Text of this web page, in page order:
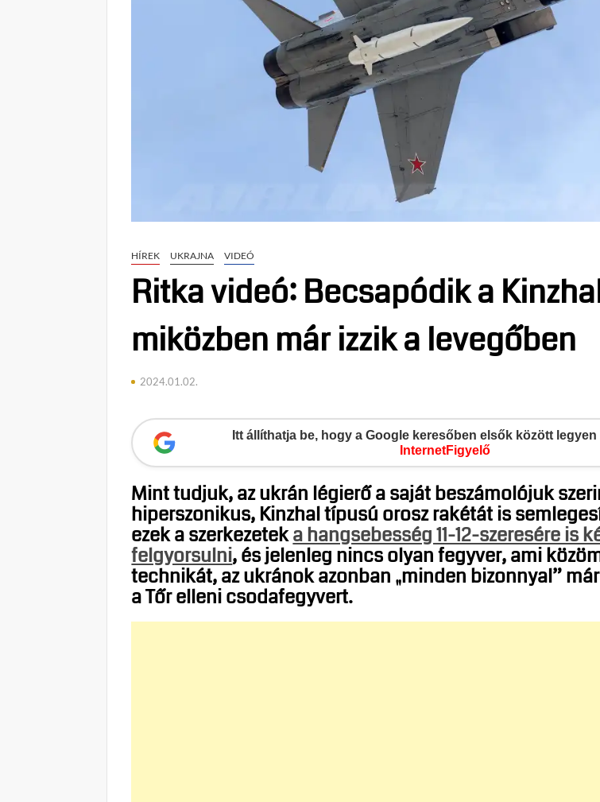
HÍREK UKRAJNA VIDEÓ
Ritka videó: Becsapódik a
miközben már izzik a levegőben
2024.01.02.
Itt állíthatja be, hogy a Google keresőben elsők között legyen
InternetFigyelő
Mint tudjuk, az ukrán légierő a saját beszámolójuk
hiperszonikus, Kinzhal típusú orosz rakétát is
ezek a szerkezeteka hangsebesség 11-12-szeresére is
felgyorsulni, és jelenleg nincs olyan fegyver, ami
technikát, az ukránok azonban „minden bizonnyal”
a Tőr elleni csodafegyvert.